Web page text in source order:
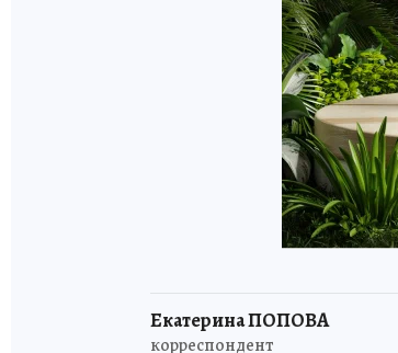
Екатерина ПОПОВА
корреспондент